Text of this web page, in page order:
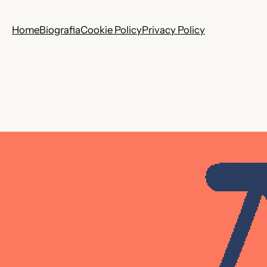
HomeBiografiaCookie PolicyPrivacy Policy